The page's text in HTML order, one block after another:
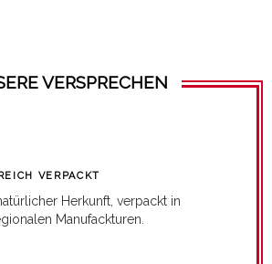
VERSPRECHEN
VERPACKT
Herkunft, verpackt in
Manufackturen.